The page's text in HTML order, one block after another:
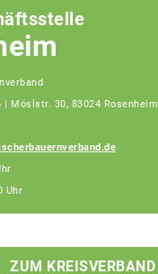
| Möslstr. 30, 83024 Rosenheim
Uhr
ZUM KREISVERBAND